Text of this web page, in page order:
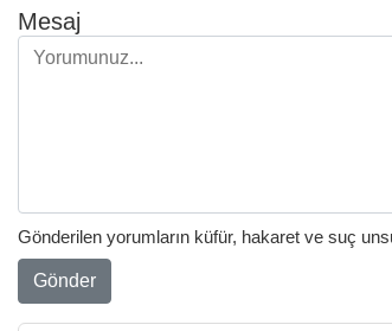
Mesaj
Gönderilen yorumların küfür, hakaret ve suç
Gönder